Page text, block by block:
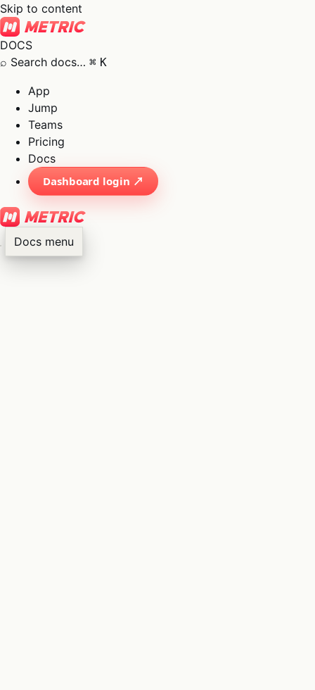
Skip to content
DOCS
⌕ Search docs… ⌘ K
App
Jump
Teams
Pricing
Docs
Dashboard login ↗
Docs menu